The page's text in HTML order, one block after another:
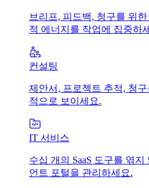
브리프, 피드백, 청구를 위
적 에너지를 작업에 집중하
컨설팅
제안서, 프로젝트 추적, 청
적으로 보이세요.
IT 서비스
수십 개의 SaaS 도구를 엮
언트 포털을 관리하세요.